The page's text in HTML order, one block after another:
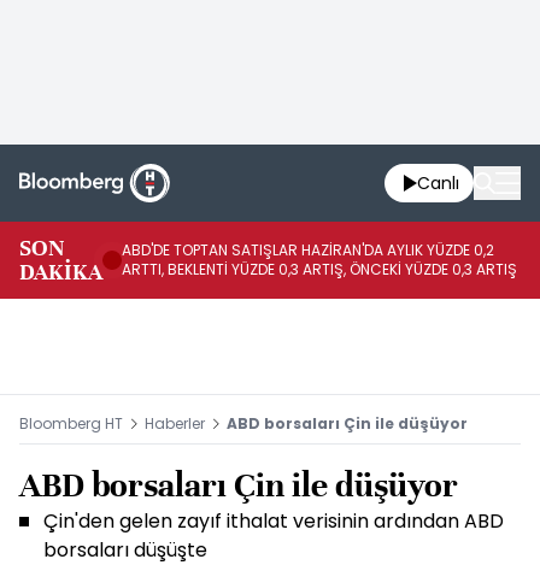
Canlı
SON
DAKİKA
ABD'DE TOPTAN SATIŞLAR HAZİRAN'DA AYLIK YÜZDE 0,2
ARTTI, BEKLENTİ YÜZDE 0,3 ARTIŞ, ÖNCEKİ YÜZDE 0,3 ARTIŞ
Bloomberg HT Haberler ABD borsaları Çin ile düşüyor
ABD borsaları Çin ile düşüyor
Çin'den gelen zayıf ithalat verisinin ardından ABD
borsaları düşüşte